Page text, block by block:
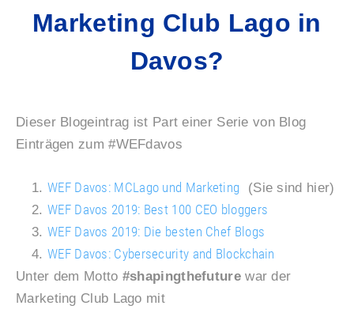
Marketing Club Lago in
Davos?
Dieser Blogeintrag ist Part einer Serie von Blog
Einträgen zum #WEFdavos
WEF Davos: MCLago und Marketing (Sie sind hier)
WEF Davos 2019: Best 100 CEO bloggers
WEF Davos 2019: Die besten Chef Blogs
WEF Davos: Cybersecurity and Blockchain
Unter dem Motto #shapingthefuturewar der
Marketing Club Lago mit